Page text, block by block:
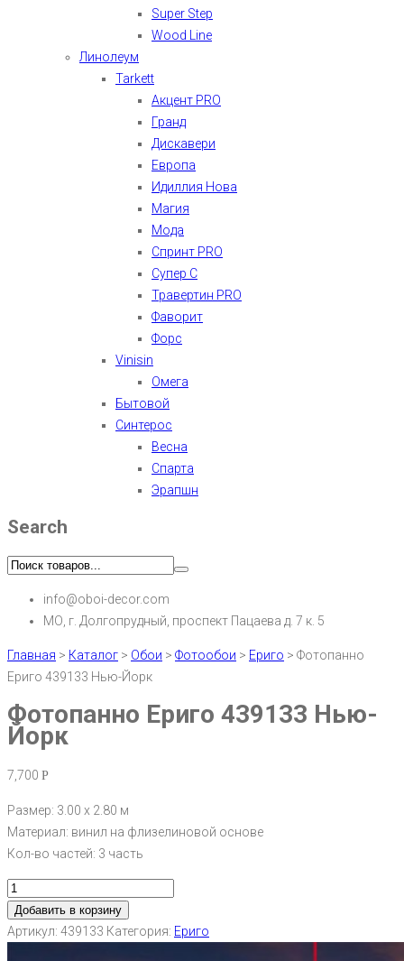
Super Step
Wood Line
Линолеум
Tarkett
Акцент PRO
Гранд
Дискавери
Европа
Идиллия Нова
Магия
Мода
Спринт PRO
Супер С
Травертин PRO
Фаворит
Форс
Vinisin
Омега
Бытовой
Синтерос
Весна
Спарта
Эрапшн
Search
info@oboi-decor.com
МО, г. Долгопрудный, проспект Пацаева д. 7 к. 5
Главная > Каталог > Обои > Фотообои > Ериго > Фотопанно
Ериго 439133 Нью-Йорк
Фотопанно Ериго 439133 Нью-
Йорк
7,700 Р
Размер: 3.00 х 2.80 м
Материал: винил на флизелиновой основе
Кол-во частей: 3 часть
Добавить в корзину
Артикул: 439133 Категория: Ериго